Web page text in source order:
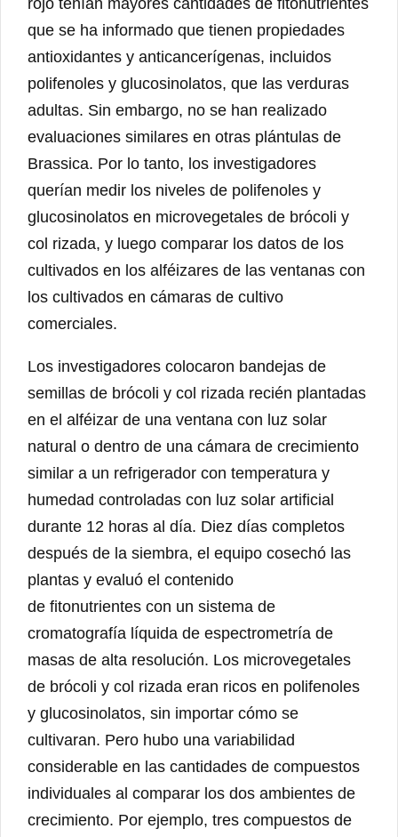
rojo tenían mayores cantidades de fitonutrientes
que se ha informado que tienen propiedades
antioxidantes y anticancerígenas, incluidos
polifenoles y glucosinolatos, que las verduras
adultas. Sin embargo, no se han realizado
evaluaciones similares en otras plántulas de
Brassica. Por lo tanto, los investigadores
querían medir los niveles de polifenoles y
glucosinolatos en microvegetales de brócoli y
col rizada, y luego comparar los datos de los
cultivados en los alféizares de las ventanas con
los cultivados en cámaras de cultivo
comerciales.
Los investigadores colocaron bandejas de
semillas de brócoli y col rizada recién plantadas
en el alféizar de una ventana con luz solar
natural o dentro de una cámara de crecimiento
similar a un refrigerador con temperatura y
humedad controladas con luz solar artificial
durante 12 horas al día. Diez días completos
después de la siembra, el equipo cosechó las
plantas y evaluó el contenido
de fitonutrientes con un sistema de
cromatografía líquida de espectrometría de
masas de alta resolución. Los microvegetales
de brócoli y col rizada eran ricos en polifenoles
y glucosinolatos, sin importar cómo se
cultivaran. Pero hubo una variabilidad
considerable en las cantidades de compuestos
individuales al comparar los dos ambientes de
crecimiento. Por ejemplo, tres compuestos de